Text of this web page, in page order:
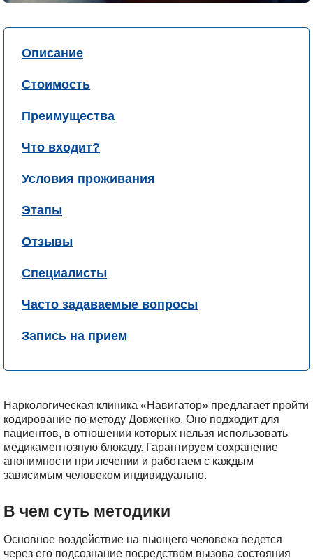
Описание
Стоимость
Преимущества
Что входит?
Условия проживания
Этапы
Отзывы
Специалисты
Часто задаваемые вопросы
Запись на прием
Наркологическая клиника «Навигатор» предлагает пройти
кодирование по методу Довженко. Оно подходит для
пациентов, в отношении которых нельзя использовать
медикаментозную блокаду. Гарантируем сохранение
анонимности при лечении и работаем с каждым
зависимым человеком индивидуально.
В чем суть методики
Основное воздействие на пьющего человека ведется
через его подсознание посредством вызова состояния